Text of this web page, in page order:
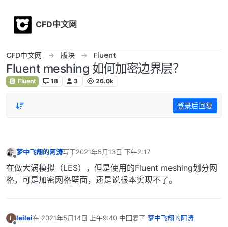
CFD中文网
CFD中文网 版块 Fluent
Fluent meshing 如何加密边界层？
Fluent 18 3 26.0k
登录后回复
梦中飞翔的阿涛写于2021年5月13日 下午2:17
最后由 编辑
在做大涡模拟（LES），但是使用的Fluent meshing划分网
格，可是加密网格壁面，还是说根本实现不了。
L leilei在 2021年5月14日 上午9:40 中回复了 梦中飞翔的阿涛
最后由 编辑